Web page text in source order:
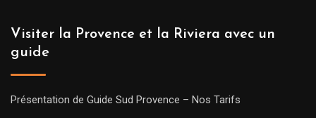
Visiter la Provence et la Riviera avec un
guide
Présentation de Guide Sud Provence – Nos Tarifs